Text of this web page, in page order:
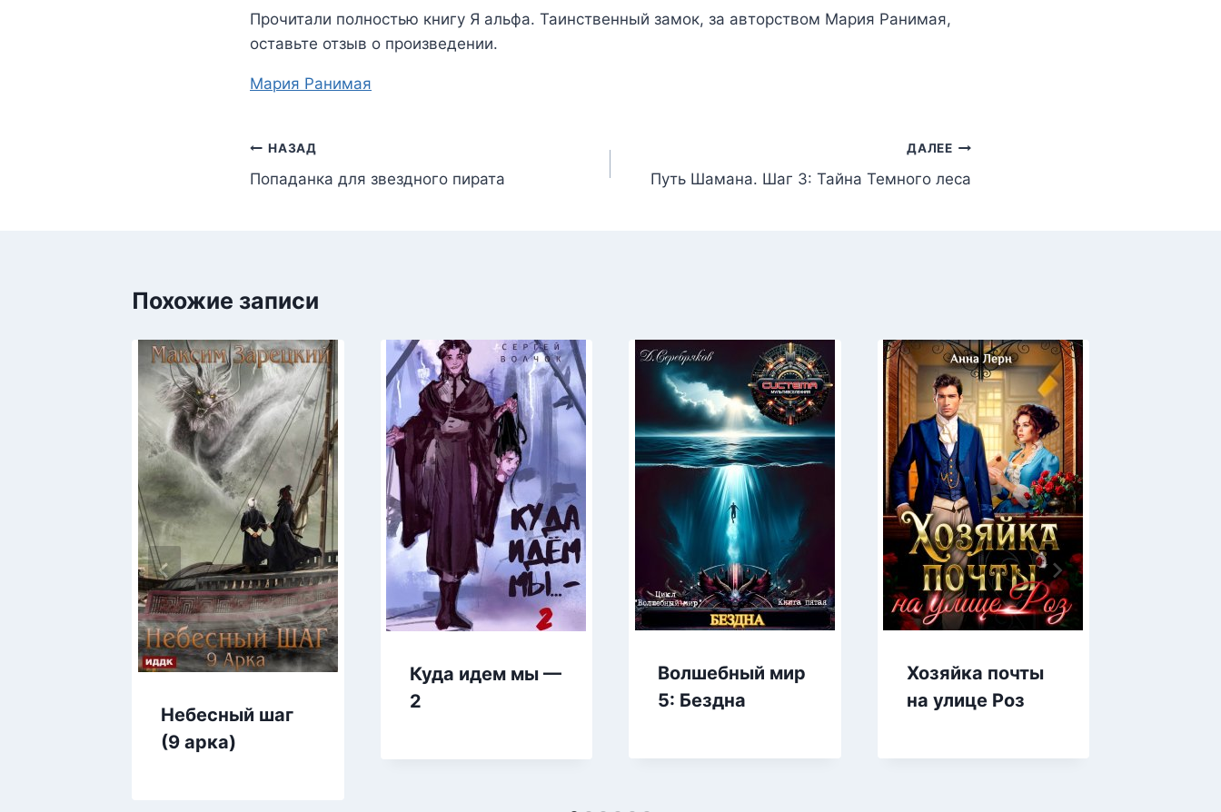
Прочитали полностью книгу Я альфа. Таинственный замок, за авторством Мария Ранимая,
оставьте отзыв о произведении.
Метки
Мария Ранимая
Навигация
по
НАЗАД
Попаданка для звездного пирата
ДАЛЕЕ
Путь Шамана. Шаг 3: Тайна Темного леса
Похожие записи
Небесный шаг
(9 арка)
Куда идем мы —
2
Волшебный мир
5: Бездна
Хозяйка почты
на улице Роз